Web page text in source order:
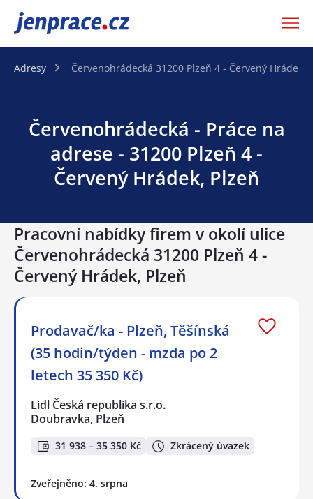
JenPráce.cz
Adresy Červenohrádecká 31200 Plzeň 4 - Červený Hrádek,
Červenohrádecká - Práce na
adrese - 31200 Plzeň 4 -
Červený Hrádek, Plzeň
Pracovní nabídky firem v okolí ulice
Červenohrádecká 31200 Plzeň 4 -
Červený Hrádek, Plzeň
Prodavač/ka - Plzeň, Těšínská
(35 hodin/týden - mzda po 2
letech 35 350 Kč)
Lidl Česká republika s.r.o.
Doubravka, Plzeň
31 938 – 35 350 Kč Zkrácený úvazek
Zveřejněno: 4. srpna